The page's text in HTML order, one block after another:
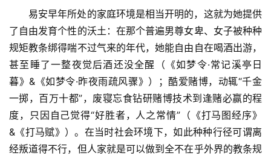
易安早年所处的家庭环境是相当开明的，这就为她提供
了自由发育个性的沃土：在那个普遍男尊女卑、女子被种种
规矩教条绑得喘不过气来的年代，她能自由自在喝酒出游，
甚至睡了一整夜觉后酒还没全醒（《如梦令·常记溪亭日
暮》&《如梦令·昨夜雨疏风骤》）；酷爱赌博，动辄“千金
一掷，百万十都”，废寝忘食钻研赌博技术到逢赌必赢的程
度，只因自己觉得“好胜者，人之常情”（《打马图经序》
&《打马赋》）。在当时社会环境下，如此种种行径可谓离
经叛道得不行，但人家就是可以做到全不在乎外界的教条规